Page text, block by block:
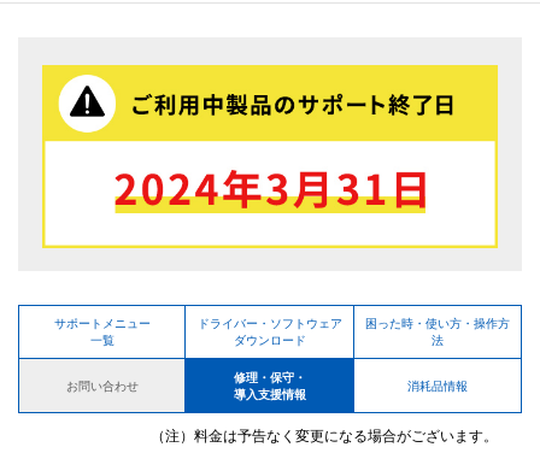
サポートメニュー
一覧
ドライバー・ソフトウェア
ダウンロード
困った時・使い方・操作方
法
お問い合わせ
修理・保守・
導入支援情報
消耗品情報
（注）料金は予告なく変更になる場合がございます。